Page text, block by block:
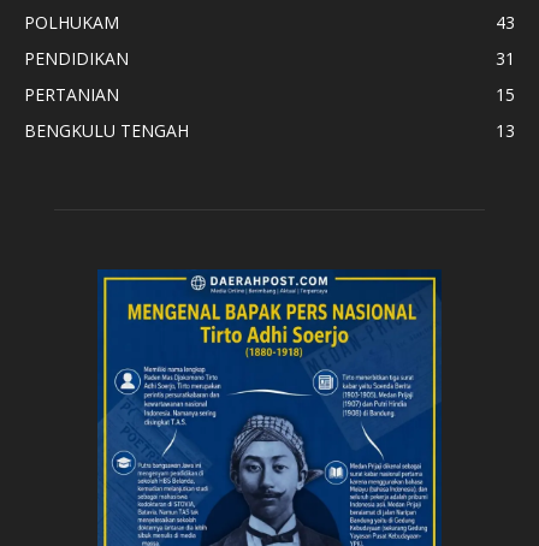
POLHUKAM
43
PENDIDIKAN
31
PERTANIAN
15
BENGKULU TENGAH
13